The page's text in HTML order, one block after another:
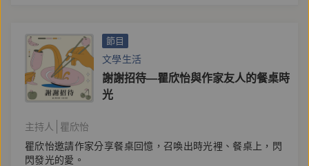
節目
文學生活
謝謝招待—瞿欣怡與作家友人的餐桌時
光
主持人
瞿欣怡
瞿欣怡邀請作家分享餐桌回憶，召喚出時光裡、餐桌上，閃
閃發光的愛。